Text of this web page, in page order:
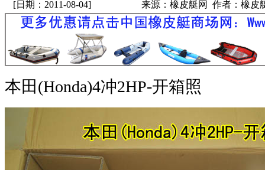
[日期：2011-08-04] 来源：橡皮艇网 作者：橡皮
本田(Honda)4冲2HP-开箱照